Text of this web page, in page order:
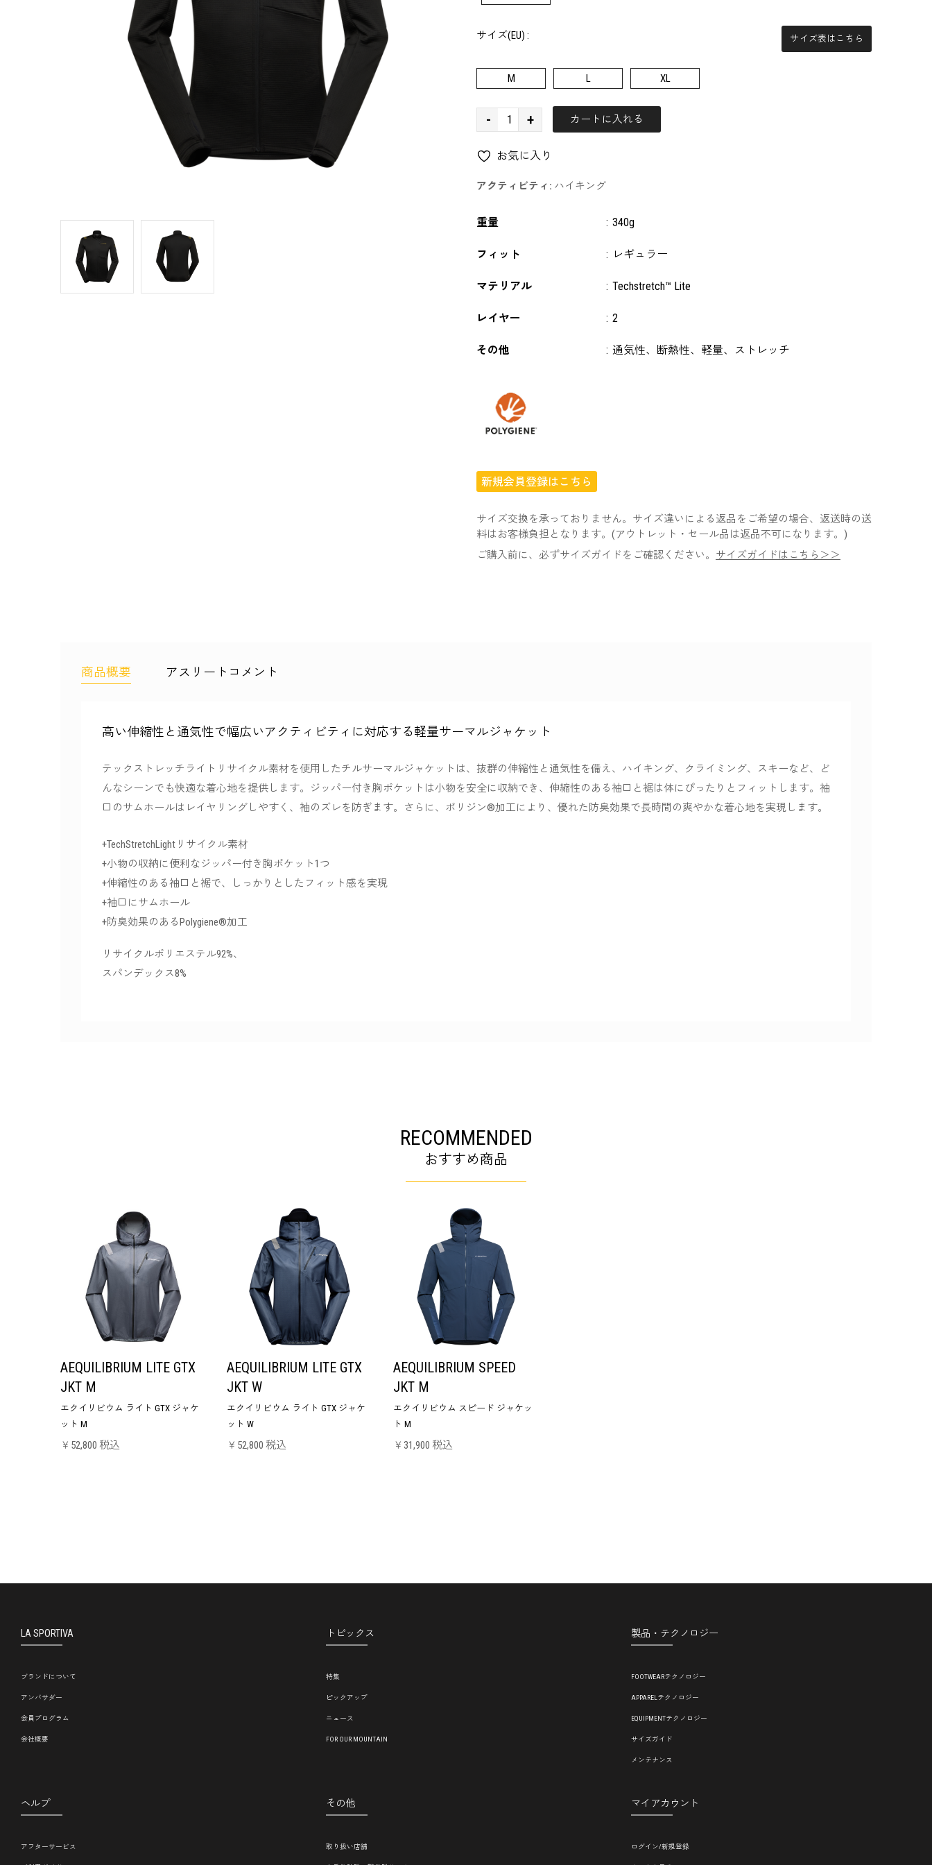
サイズ(EU) : サイズ表はこちら
M L XL
- + カートに入れる
お気に入り
アクティビティ: ハイキング
重量 : 340g
フィット : レギュラー
マテリアル : Techstretch™ Lite
レイヤー : 2
その他 : 通気性、断熱性、軽量、ストレッチ
新規会員登録はこちら
サイズ交換を承っておりません。サイズ違いによる返品をご希望の場合、返送時の送
料はお客様負担となります。(アウトレット・セール品は返品不可になります。)
ご購入前に、必ずサイズガイドをご確認ください。 サイズガイドはこちら＞＞
商品概要 アスリートコメント
高い伸縮性と通気性で幅広いアクティビティに対応する軽量サーマルジャケット
テックストレッチライトリサイクル素材を使用したチルサーマルジャケットは、抜群の伸縮性と通気性を備え、ハイキング、クライミング、スキーなど、ど
んなシーンでも快適な着心地を提供します。ジッパー付き胸ポケットは小物を安全に収納でき、伸縮性のある袖口と裾は体にぴったりとフィットします。袖
口のサムホールはレイヤリングしやすく、袖のズレを防ぎます。さらに、ポリジン®加工により、優れた防臭効果で長時間の爽やかな着心地を実現します。
+TechStretchLightリサイクル素材
+小物の収納に便利なジッパー付き胸ポケット1つ
+伸縮性のある袖口と裾で、しっかりとしたフィット感を実現
+袖口にサムホール
+防臭効果のあるPolygiene®加工
リサイクルポリエステル92%、
スパンデックス8%
RECOMMENDED
おすすめ商品
AEQUILIBRIUM LITE GTX
JKT M
エクイリビウム ライト GTX ジャケ
ット M
￥52,800 税込
AEQUILIBRIUM LITE GTX
JKT W
エクイリビウム ライト GTX ジャケ
ット W
￥52,800 税込
AEQUILIBRIUM SPEED
JKT M
エクイリビウム スピード ジャケッ
ト M
￥31,900 税込
LA SPORTIVA
ブランドについて
アンバサダー
会員プログラム
会社概要
トピックス
特集
ピックアップ
ニュース
FOR OUR MOUNTAIN
製品・テクノロジー
FOOTWEARテクノロジー
APPARELテクノロジー
EQUIPMENTテクノロジー
サイズガイド
メンテナンス
ヘルプ
アフターサービス
その他
取り扱い店舗
マイアカウント
ログイン/新規登録